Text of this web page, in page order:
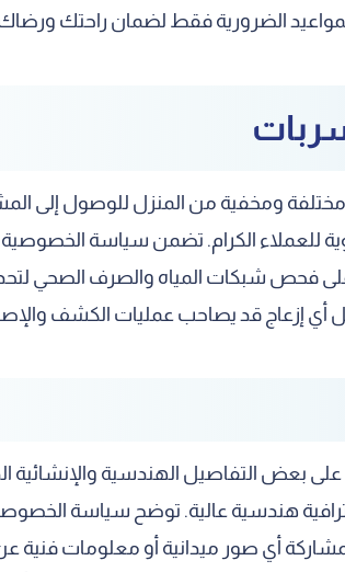
الضرورية فقط لضمان راحتك ورضاك
ومخفية من المنزل للوصول إلى
للعملاء الكرام. تضمن سياسة
فحص شبكات المياه والصرف الصحي
أي إزعاج قد يصاحب عمليات الكشف
على بعض التفاصيل الهندسية والإنشائية
هندسية عالية. توضح سياسة
أي صور ميدانية أو معلومات فنية